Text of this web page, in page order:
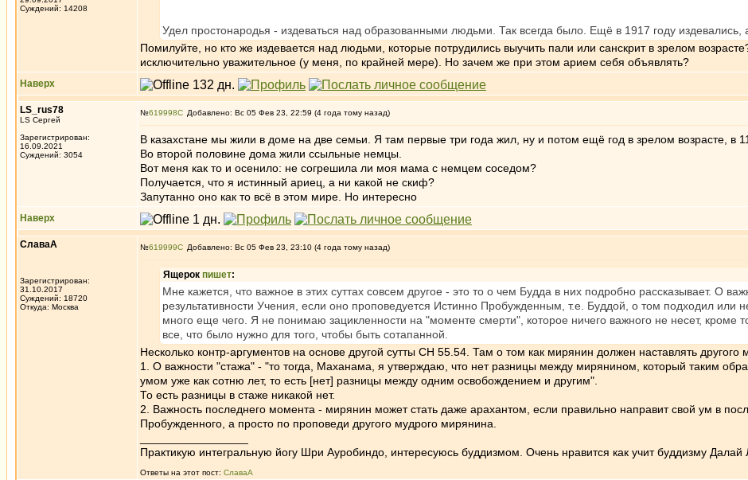
Суждений: 14208
Удел простонародья - издеваться над образованными людьми. Так всегда было. Ещё в 1917 году издевались,
Помилуйте, но кто же издевается над людьми, которые потрудились выучить пали или санскрит в зрелом
исключительно уважительное (у меня, по крайней мере). Но зачем же при этом арием себя объявлять?
Наверх
LS_rus78
LS Сергей
Зарегистрирован:
16.09.2021
Суждений: 3054
№619998 Добавлено: Вс 05 Фев 23, 22:59 (4 года тому назад)
В казахстане мы жили в доме на две семьи. Я там первые три года жил, ну и потом ещё год в зрелом возрасте, в
Во второй половине дома жили ссыльные немцы.
Вот меня как то и осенило: не согрешила ли моя мама с немцем соседом?
Получается, что я истинный ариец, а ни какой не скиф?
Запутанно оно как то всё в этом мире. Но интересно
Наверх
СлаваА
Зарегистрирован:
31.10.2017
Суждений: 18720
Откуда: Москва
№619999 Добавлено: Вс 05 Фев 23, 23:10 (4 года тому назад)
Ящерок пишет:
Мне кажется, что важное в этих суттах совсем другое - это то о чем Будда в них подробно рассказывает. О
результативности Учения, если оно проповедуется Истинно Пробужденным, т.е. Буддой, о том подходил или
много еще чего. Я не понимаю зацикленности на "моменте смерти", которое ничего важного не несет, кроме
все, что было нужно для того, чтобы быть сотапанной.
Несколько контр-аргументов на основе другой сутты СН 55.54. Там о том как мирянин должен наставлять другого
1. О важности "стажа" - "то тогда, Маханама, я утверждаю, что нет разницы между мирянином, который таким
умом уже как сотню лет, то есть [нет] разницы между одним освобождением и другим".
То есть разницы в стаже никакой нет.
2. Важность последнего момента - мирянин может стать даже арахантом, если правильно направит свой ум в
Пробужденного, а просто по проповеди другого мудрого мирянина.
Практикую интегральную йогу Шри Ауробиндо, интересуюсь буддизмом. Очень нравится как учит буддизму Далай
Ответы на этот пост: СлаваА